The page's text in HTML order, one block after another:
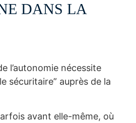
DANS LA
l’autonomie nécessite
sécuritaire” auprès de la
avant elle-même, où